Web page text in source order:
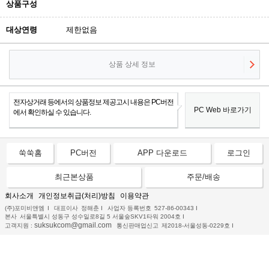
상품구성
대상연령 제한없음
상품 상세 정보
전자상거래 등에서의 상품정보 제공고시 내용은 PC버전
에서 확인하실 수 있습니다.
PC Web 바로가기
쑥쑥홈 PC버전 APP 다운로드 로그인
최근본상품 주문/배송
회사소개 개인정보취급(처리)방침 이용약관
(주)포미비앤엠 I 대표이사 정해춘 I 사업자 등록번호 527-86-00343 I
본사 서울특별시 성동구 성수일로8길 5 서울숲SKV1타워 2004호 I
고객지원 : suksukcom@gmail.com 통신판매업신고 제2018-서울성동-0229호 I